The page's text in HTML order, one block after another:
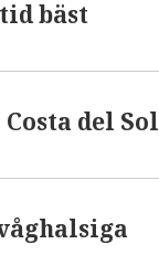
bäst
del Sol